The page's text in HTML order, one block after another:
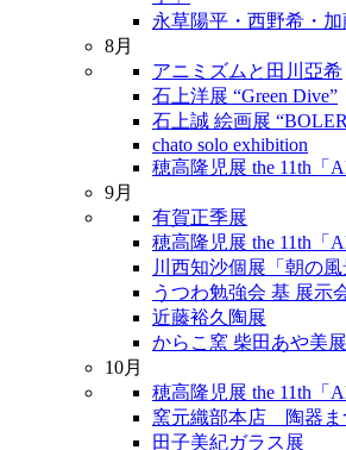
永草陽平・西野希・
8月
アニミズムと田川亞希
石上洋展 “Green Dive”
石上誠 絵画展
chato solo exhibition
穂高隆児展 the 11th「
9月
有賀正季展
穂高隆児展 the 11th「
川西知沙個展「朝の風
うつわ勉強会 基 展示
近藤裕久陶展
からこ窯 柴田あや美展
10月
穂高隆児展 the 11th「
窯元織部本店 陶器ま
田子美紀ガラス展